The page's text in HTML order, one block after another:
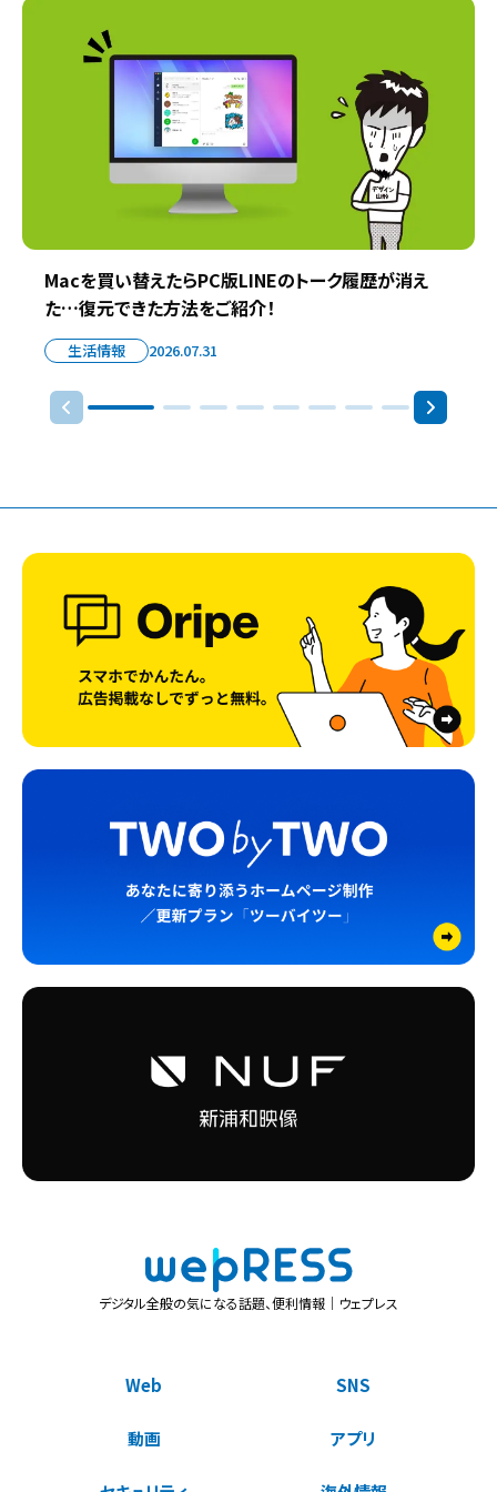
Macを買い替えたらPC版LINEのトーク履歴が消え
た…復元できた方法をご紹介！
生活情報 2026.07.31
デジタル全般の気になる話題、便利情報｜ウェプレス
Web SNS
動画 アプリ